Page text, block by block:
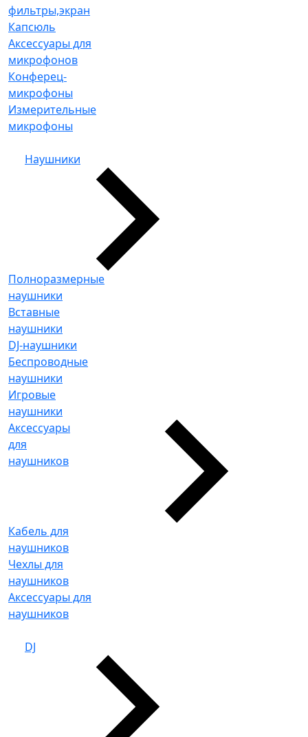
фильтры,экран
Капсюль
Аксессуары для
микрофонов
Конферец-
микрофоны
Измерительные
микрофоны
Наушники
Полноразмерные
наушники
Вставные
наушники
DJ-наушники
Беспроводные
наушники
Игровые
наушники
Аксессуары
для
наушников
Кабель для
наушников
Чехлы для
наушников
Аксессуары для
наушников
DJ